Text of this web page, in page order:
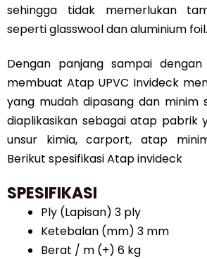
sehingga tidak memerlukan
seperti glasswool dan aluminium foil.
Dengan panjang sampai
membuat Atap UPVC Invideck
yang mudah dipasang dan minim
diaplikasikan sebagai atap pabrik
unsur kimia, carport, atap
Berikut spesifikasi Atap invideck
SPESIFIKASI
Ply (Lapisan) 3 ply
Ketebalan (mm) 3 mm
Berat / m (+) 6 kg